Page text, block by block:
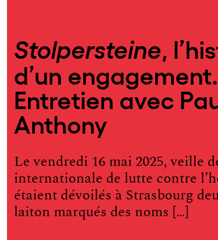
Stolpersteine,
d’un engagement.
Entretien avec
Anthony
Le vendredi 16 mai 2025, veille
internationale de lutte contre
étaient dévoilés à Strasbourg
laiton marqués des noms […]